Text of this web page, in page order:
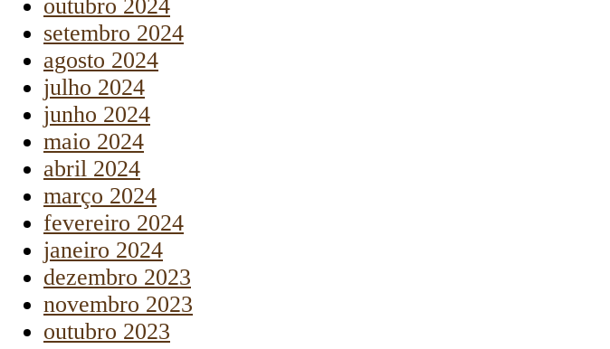
outubro 2024
setembro 2024
agosto 2024
julho 2024
junho 2024
maio 2024
abril 2024
março 2024
fevereiro 2024
janeiro 2024
dezembro 2023
novembro 2023
outubro 2023